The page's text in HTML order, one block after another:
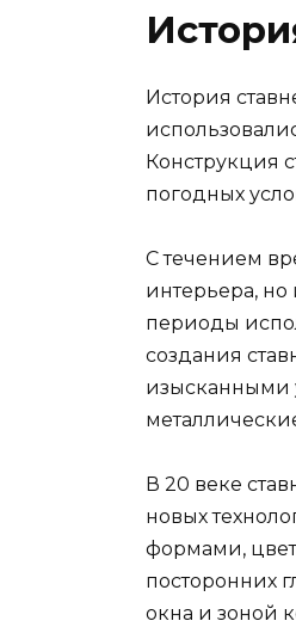
История
Конструкция
погодных
С течением
интерьера, но
периоды
создания
изысканными
В 20 веке
новых
формами,
посторонних
окна и зоной